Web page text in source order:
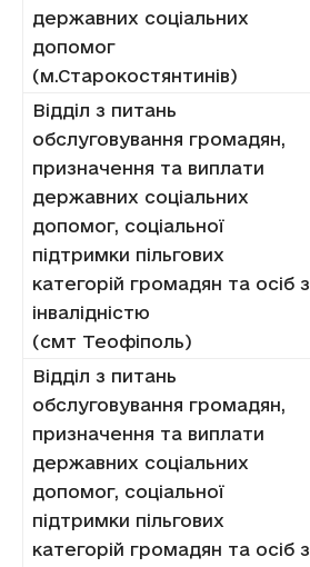
державних соціальних
допомог
(м.Старокостянтинів)
Відділ з питань
обслуговування громадян,
призначення та виплати
державних соціальних
допомог, соціальної
підтримки пільгових
категорій громадян та осіб з
інвалідністю
(смт Теофіполь)
Відділ з питань
обслуговування громадян,
призначення та виплати
державних соціальних
допомог, соціальної
підтримки пільгових
категорій громадян та осіб з